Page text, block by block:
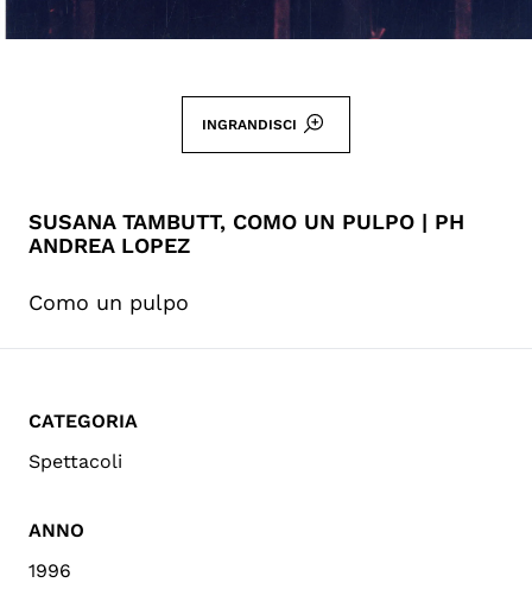
INGRANDISCI
SUSANA TAMBUTT, COMO UN PULPO | PH
ANDREA LOPEZ
Como un pulpo
CATEGORIA
Spettacoli
ANNO
1996